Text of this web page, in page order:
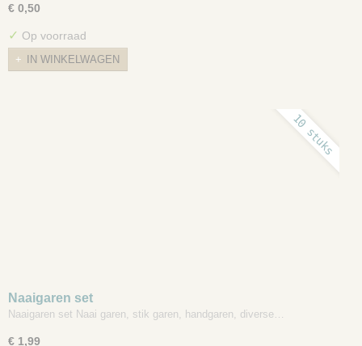
€ 0,50
✓ Op voorraad
IN WINKELWAGEN
10 stuks
Naaigaren set
Naaigaren set Naai garen, stik garen, handgaren, diverse…
€ 1,99